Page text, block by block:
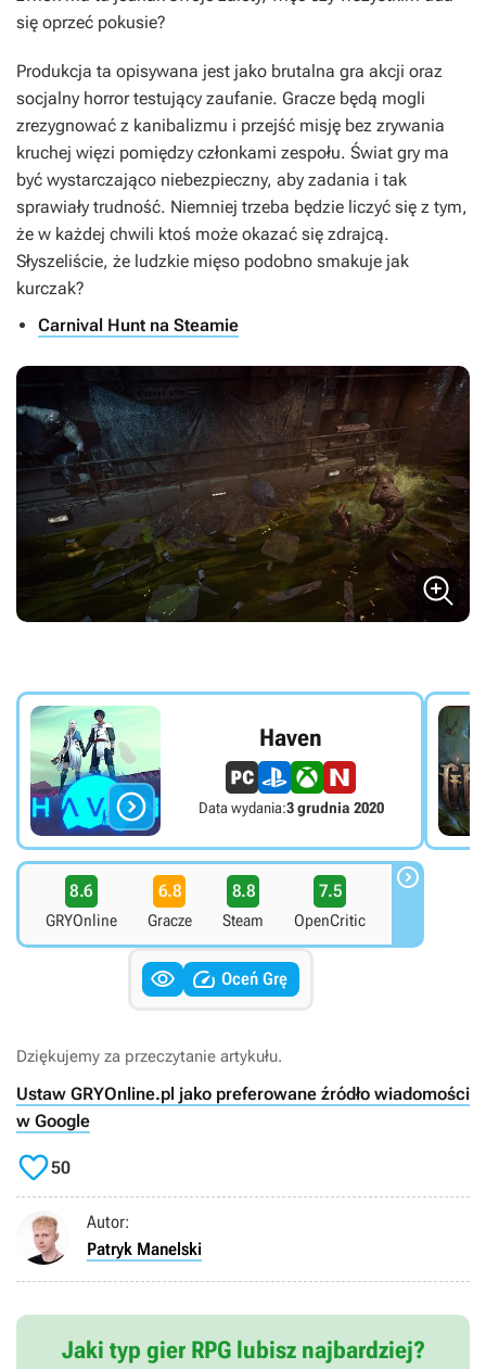
się oprzeć pokusie?
Produkcja ta opisywana jest jako brutalna gra akcji oraz
socjalny horror testujący zaufanie. Gracze będą mogli
zrezygnować z kanibalizmu i przejść misję bez zrywania
kruchej więzi pomiędzy członkami zespołu. Świat gry ma
być wystarczająco niebezpieczny, aby zadania i tak
sprawiały trudność. Niemniej trzeba będzie liczyć się z tym,
że w każdej chwili ktoś może okazać się zdrajcą.
Słyszeliście, że ludzkie mięso podobno smakuje jak
kurczak?
Carnival Hunt na Steamie

Haven
Data wydania:3 grudnia 2020
8.6
GRYOnline
6.8
Gracze
8.8
Steam
7.5
OpenCritic

  Oceń Grę
Dziękujemy za przeczytanie artykułu.
Ustaw GRYOnline.pl jako preferowane źródło wiadomości
w Google
50
Autor:
Patryk Manelski
Jaki typ gier RPG lubisz najbardziej?